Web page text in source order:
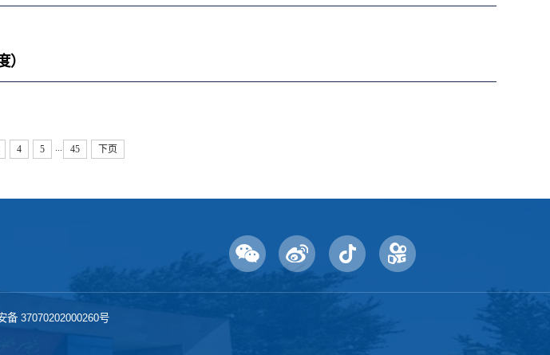
4 5 ... 45 下页
备 37070202000260号